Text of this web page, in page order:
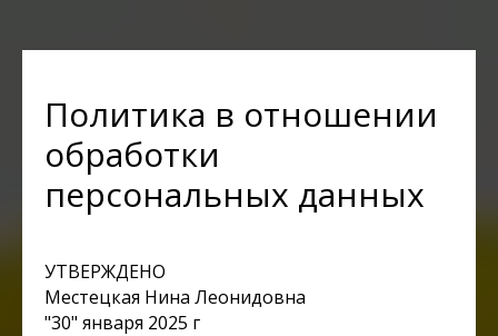
Политика в отношении
обработки
персональных данных
УТВЕРЖДЕНО
Местецкая Нина Леонидовна
"30" января 2025 г